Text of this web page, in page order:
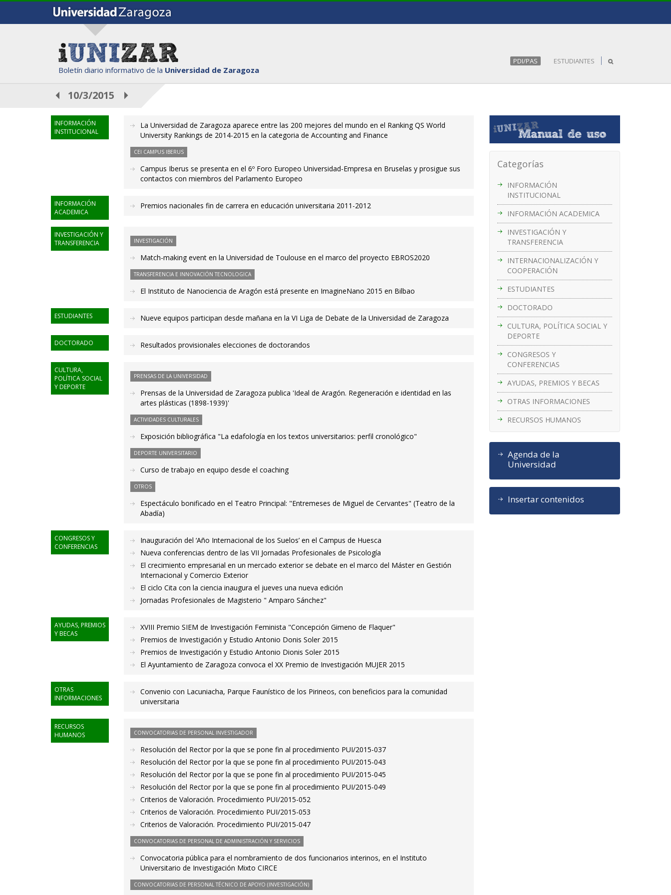
Boletín diario informativo de la Universidad de Zaragoza
PDI/PAS ESTUDIANTES
10/3/2015
Categorías
INFORMACIÓN
INSTITUCIONAL
INFORMACIÓN ACADEMICA
INVESTIGACIÓN Y
TRANSFERENCIA
INTERNACIONALIZACIÓN Y
COOPERACIÓN
ESTUDIANTES
DOCTORADO
CULTURA, POLÍTICA SOCIAL Y
DEPORTE
CONGRESOS Y
CONFERENCIAS
AYUDAS, PREMIOS Y BECAS
OTRAS INFORMACIONES
RECURSOS HUMANOS
Agenda de la
Universidad
Insertar contenidos
INFORMACIÓN
INSTITUCIONAL
La Universidad de Zaragoza aparece entre las 200 mejores del mundo en el Ranking QS World
University Rankings de 2014-2015 en la categoria de Accounting and Finance
CEI CAMPUS IBERUS
Campus Iberus se presenta en el 6º Foro Europeo Universidad-Empresa en Bruselas y prosigue sus
contactos con miembros del Parlamento Europeo
INFORMACIÓN
ACADEMICA
Premios nacionales fin de carrera en educación universitaria 2011-2012
INVESTIGACIÓN Y
TRANSFERENCIA
INVESTIGACIÓN
Match-making event en la Universidad de Toulouse en el marco del proyecto EBROS2020
TRANSFERENCIA E INNOVACIÓN TECNOLOGICA
El Instituto de Nanociencia de Aragón está presente en ImagineNano 2015 en Bilbao
ESTUDIANTES Nueve equipos participan desde mañana en la VI Liga de Debate de la Universidad de Zaragoza
DOCTORADO Resultados provisionales elecciones de doctorandos
CULTURA,
POLÍTICA SOCIAL
Y DEPORTE
PRENSAS DE LA UNIVERSIDAD
Prensas de la Universidad de Zaragoza publica 'Ideal de Aragón. Regeneración e identidad en las
artes plásticas (1898-1939)'
ACTIVIDADES CULTURALES
Exposición bibliográfica "La edafología en los textos universitarios: perfil cronológico"
DEPORTE UNIVERSITARIO
Curso de trabajo en equipo desde el coaching
OTROS
Espectáculo bonificado en el Teatro Principal: "Entremeses de Miguel de Cervantes" (Teatro de la
Abadía)
CONGRESOS Y
CONFERENCIAS
Inauguración del ‘Año Internacional de los Suelos’ en el Campus de Huesca
Nueva conferencias dentro de las VII Jornadas Profesionales de Psicología
El crecimiento empresarial en un mercado exterior se debate en el marco del Máster en Gestión
Internacional y Comercio Exterior
El ciclo Cita con la ciencia inaugura el jueves una nueva edición
Jornadas Profesionales de Magisterio " Amparo Sánchez"
AYUDAS, PREMIOS
Y BECAS
XVIII Premio SIEM de Investigación Feminista "Concepción Gimeno de Flaquer"
Premios de Investigación y Estudio Antonio Donis Soler 2015
Premios de Investigación y Estudio Antonio Dionis Soler 2015
El Ayuntamiento de Zaragoza convoca el XX Premio de Investigación MUJER 2015
OTRAS
INFORMACIONES
Convenio con Lacuniacha, Parque Faunístico de los Pirineos, con beneficios para la comunidad
universitaria
RECURSOS
HUMANOS
CONVOCATORIAS DE PERSONAL INVESTIGADOR
Resolución del Rector por la que se pone fin al procedimiento PUI/2015-037
Resolución del Rector por la que se pone fin al procedimiento PUI/2015-043
Resolución del Rector por la que se pone fin al procedimiento PUI/2015-045
Resolución del Rector por la que se pone fin al procedimiento PUI/2015-049
Criterios de Valoración. Procedimiento PUI/2015-052
Criterios de Valoración. Procedimiento PUI/2015-053
Criterios de Valoración. Procedimiento PUI/2015-047
CONVOCATORIAS DE PERSONAL DE ADMINISTRACIÓN Y SERVICIOS
Convocatoria pública para el nombramiento de dos funcionarios interinos, en el Instituto
Universitario de Investigación Mixto CIRCE
CONVOCATORIAS DE PERSONAL TÉCNICO DE APOYO (INVESTIGACIÓN)